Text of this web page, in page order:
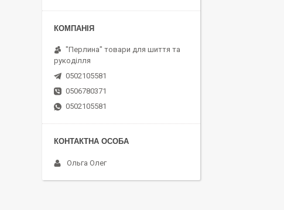
"Перлина" товари для шиття та
рукоділля
0502105581
0506780371
0502105581
Ольга Олег